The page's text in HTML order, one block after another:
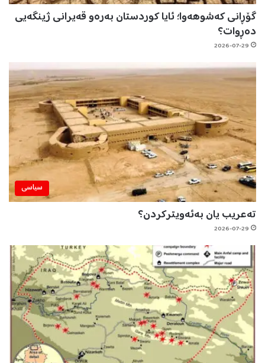
گۆڕانی کەشوهەوا؛ ئایا کوردستان بەرەو قەیرانی ژینگەیی
دەڕوات؟
2026-07-29
سیاسی
تەعریب یان بەئەویترکردن؟
2026-07-29